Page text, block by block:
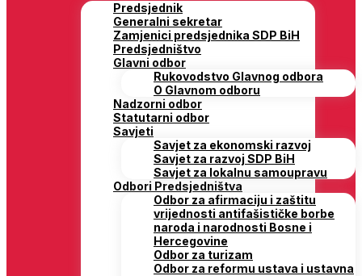
Predsjednik
Generalni sekretar
Zamjenici predsjednika SDP BiH
Predsjedništvo
Glavni odbor
Rukovodstvo Glavnog odbora
O Glavnom odboru
Nadzorni odbor
Statutarni odbor
Savjeti
Savjet za ekonomski razvoj
Savjet za razvoj SDP BiH
Savjet za lokalnu samoupravu
Odbori Predsjedništva
Odbor za afirmaciju i zaštitu
vrijednosti antifašističke borbe
naroda i narodnosti Bosne i
Hercegovine
Odbor za turizam
Odbor za reformu ustava i ustavna